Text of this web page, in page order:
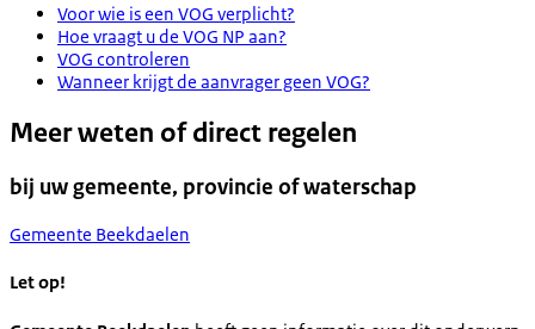
Voor wie is een VOG verplicht?
Hoe vraagt u de VOG NP aan?
VOG controleren
Wanneer krijgt de aanvrager geen VOG?
Meer weten of direct regelen
bij uw gemeente, provincie of waterschap
Gemeente Beekdaelen
Let op!